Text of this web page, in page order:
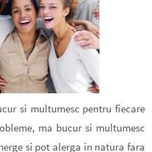
si multumesc pentru fiecare
ma bucur si multumesc
si pot alerga in natura fara